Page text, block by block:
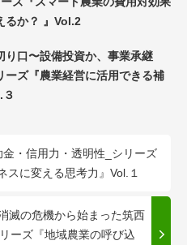
るか？ 』Vol.2
り口〜設備投資か、事業承継
ーズ『農業経営に活用できる補
３
・信用力・透明性_シリーズ
スに変える思考力』Vol.１
滅の危機から始まった筑西
ーズ『地域農業の呼び込